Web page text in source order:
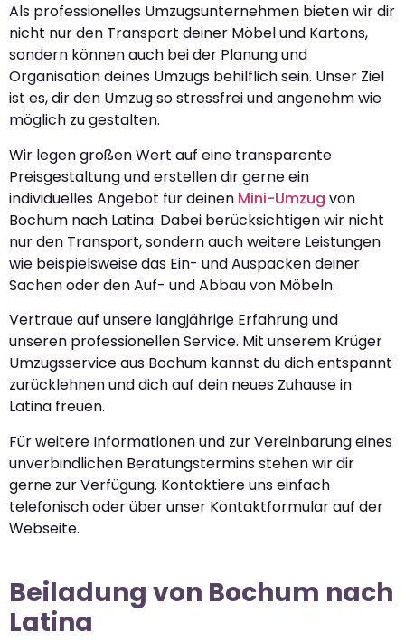
Als professionelles Umzugsunternehmen bieten wir dir
nicht nur den Transport deiner Möbel und Kartons,
sondern können auch bei der Planung und
Organisation deines Umzugs behilflich sein. Unser Ziel
ist es, dir den Umzug so stressfrei und angenehm wie
möglich zu gestalten.
Wir legen großen Wert auf eine transparente
Preisgestaltung und erstellen dir gerne ein
individuelles Angebot für deinen Mini-Umzug von
Bochum nach Latina. Dabei berücksichtigen wir nicht
nur den Transport, sondern auch weitere Leistungen
wie beispielsweise das Ein- und Auspacken deiner
Sachen oder den Auf- und Abbau von Möbeln.
Vertraue auf unsere langjährige Erfahrung und
unseren professionellen Service. Mit unserem Krüger
Umzugsservice aus Bochum kannst du dich entspannt
zurücklehnen und dich auf dein neues Zuhause in
Latina freuen.
Für weitere Informationen und zur Vereinbarung eines
unverbindlichen Beratungstermins stehen wir dir
gerne zur Verfügung. Kontaktiere uns einfach
telefonisch oder über unser Kontaktformular auf der
Webseite.
Beiladung von Bochum nach
Latina